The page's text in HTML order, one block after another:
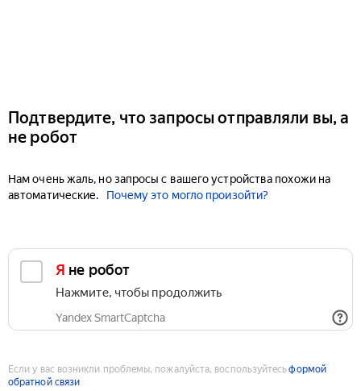
Подтвердите, что запросы отправляли вы, а
не робот
Нам очень жаль, но запросы с вашего устройства похожи на
автоматические.
Почему это могло произойти?
Я не робот
Нажмите, чтобы продолжить
Yandex SmartCaptcha
Если у вас возникли проблемы, пожалуйста, воспользуйтесьформой
обратной связи